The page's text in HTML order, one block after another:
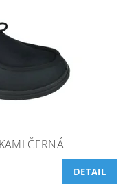
ČERNÁ
DETAIL